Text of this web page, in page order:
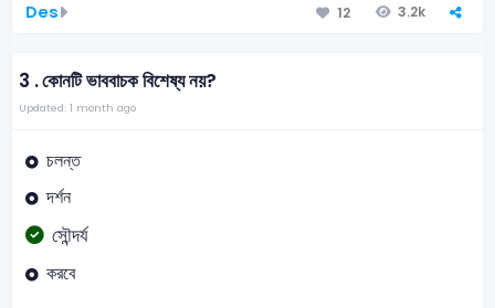
Des 12 3.2k
3 .কোনটি ভাববাচক বিশেষ্য নয়?
Updated: 1 month ago
চলন্ত
দর্শন
সৌন্দর্য
করবে